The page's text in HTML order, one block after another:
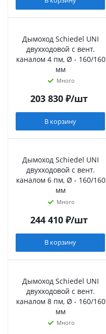
Дымоход Schiedel UNI
двухходовой с вент.
каналом 4 пм, Ø - 160/160
мм
Много
203 830₽/шт
В корзину
Дымоход Schiedel UNI
двухходовой с вент.
каналом 6 пм, Ø - 160/160
мм
Много
244 410₽/шт
В корзину
Дымоход Schiedel UNI
двухходовой с вент.
каналом 8 пм, Ø - 160/160
мм
Много